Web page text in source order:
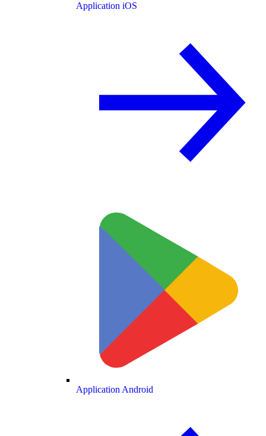
Application iOS
Application Android